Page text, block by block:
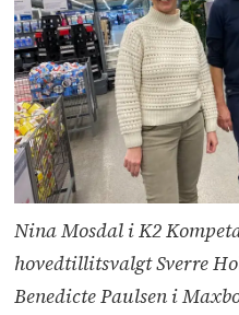
Nina Mosdal i K2
hovedtillitsvalgt Sverre
Benedicte Paulsen i